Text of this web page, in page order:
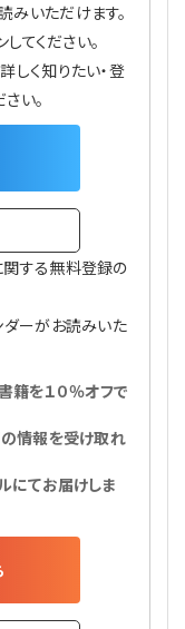
いただけます。
てください。
しく知りたい・登
い。
関する無料登録の
ーがお読みいた
籍を１０％オフで
情報を受け取れ
にてお届けしま